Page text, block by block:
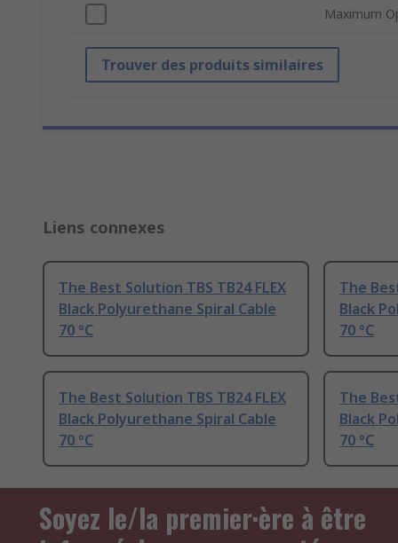
Maximum
Trouver des produits similaires
Liens connexes
The Best Solution TBS TB24 FLEX
Black Polyurethane Spiral Cable
70 °C
The
Black
70 °C
The Best Solution TBS TB24 FLEX
Black Polyurethane Spiral Cable
70 °C
The
Black
70 °C
Soyez le/la premier·ère à être